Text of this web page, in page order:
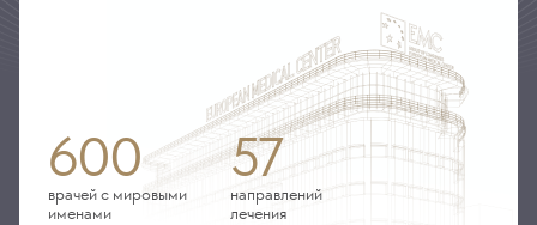
600
врачей с мировыми
именами
57
направлений
лечения